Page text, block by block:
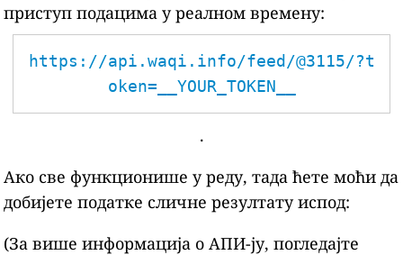
приступ подацима у реалном времену:
https://api.waqi.info/feed/@3115/?t
oken=__YOUR_TOKEN__
.
Ако све функционише у реду, тада ћете моћи да
добијете податке сличне резултату испод:
(За више информација о АПИ-ју, погледајте